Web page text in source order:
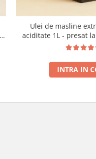
Ulei de masline
aciditate 1L - presat la
NOUA
INTRA IN